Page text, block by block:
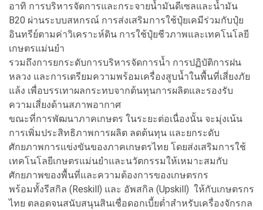
อาทิ การบริหารจัดการและกระจายน้ำมันดีเซลและน้ำมัน
B20 ผ่านระบบสหกรณ์ การส่งเสริมการใช้ปุ๋ยเคมีร่วมกับปุ๋ย
อินทรีย์ตามค่าวิเคราะห์ดิน การใช้ปุ๋ยชีวภาพและเทคโนโลยี
เกษตรแม่นยำ
รวมถึงการยกระดับการบริหารจัดการน้ำ การปฏิบัติการฝน
หลวง และการเตรียมความพร้อมเครื่องสูบน้ำในพื้นที่เสี่ยงภัย
แล้ง เพื่อบรรเทาผลกระทบจากต้นทุนการผลิตและรองรับ
ความเสี่ยงด้านสภาพอากาศ
ขณะที่การพัฒนาภาคเกษตร ในระยะต่อเนื่องนั้น จะมุ่งเน้น
การเพิ่มประสิทธิภาพการผลิต ลดต้นทุน และยกระดับ
ศักยภาพการแข่งขันของภาคเกษตรไทย โดยส่งเสริมการใช้
เทคโนโลยีเกษตรแม่นยำและนวัตกรรมให้เหมาะสมกับ
ศักยภาพของพื้นที่และความต้องการของเกษตรกร
พร้อมทั้งรีสกิล (Reskill) และ อัพสกิล (Upskill) ให้กับเกษตรกร
ไทย ตลอดจนสนับสนุนสินเชื่อดอกเบี้ยต่ำสำหรับเครื่องจักรกล